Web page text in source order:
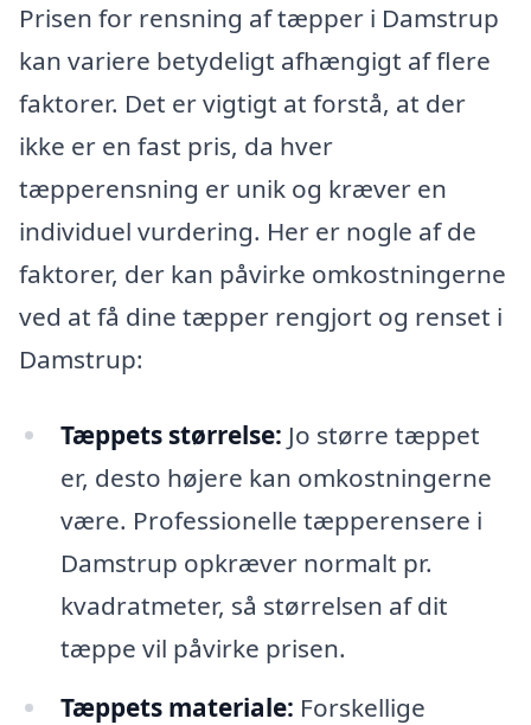
Prisen for rensning af tæpper i Damstrup
kan variere betydeligt afhængigt af flere
faktorer. Det er vigtigt at forstå, at der
ikke er en fast pris, da hver
tæpperensning er unik og kræver en
individuel vurdering. Her er nogle af de
faktorer, der kan påvirke omkostningerne
ved at få dine tæpper rengjort og renset i
Damstrup:
Tæppets størrelse: Jo større tæppet
er, desto højere kan omkostningerne
være. Professionelle tæpperensere i
Damstrup opkræver normalt pr.
kvadratmeter, så størrelsen af dit
tæppe vil påvirke prisen.
Tæppets materiale: Forskellige